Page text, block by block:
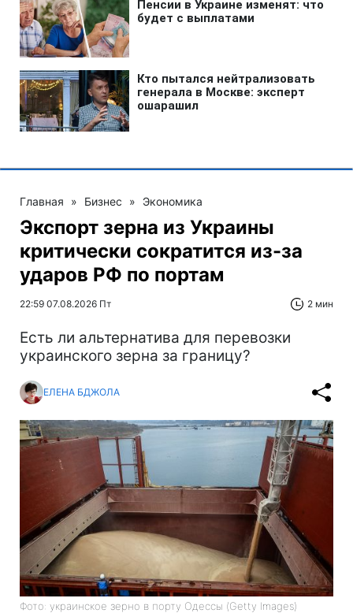
Главная » Бизнес » Экономика
Экспорт зерна из Украины
критически сократится из-за
ударов РФ по портам
22:59 07.08.2026 Пт 2 мин
Есть ли альтернатива для перевозки
украинского зерна за границу?
ЕЛЕНА БДЖОЛА
Фото: украинское зерно в порту Одессы (Getty Images)